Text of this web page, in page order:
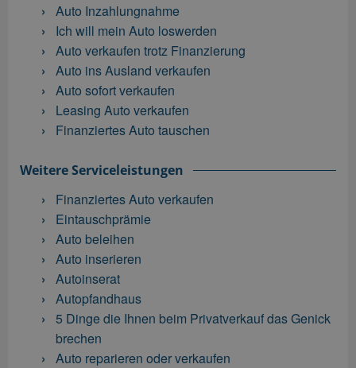
Auto Inzahlungnahme
Ich will mein Auto loswerden
Auto verkaufen trotz Finanzierung
Auto ins Ausland verkaufen
Auto sofort verkaufen
Leasing Auto verkaufen
Finanziertes Auto tauschen
Weitere Serviceleistungen
Finanziertes Auto verkaufen
Eintauschprämie
Auto beleihen
Auto inserieren
Autoinserat
Autopfandhaus
5 Dinge die Ihnen beim Privatverkauf das Genick
brechen
Auto reparieren oder verkaufen